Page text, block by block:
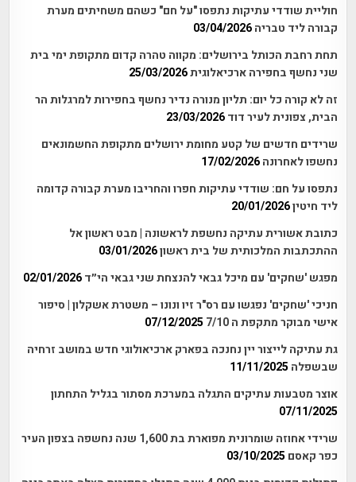
חוליית שודדי עתיקות נתפסו "על חם" כשהם משחיתים מערת
קבורה ליד טבריה 03/04/2026
תחת רחבת הכותל בירושלים: מקווה טהרה קדום מתקופת ימי בית
שני נחשף בחפירה ארכיאלוגית25/03/2026
זה לא קורה כל יום: תליון מנורה נדיר נחשף בחפירות למרגלות הר
הבית, צפונית לעיר דוד 23/03/2026
שרידים חדשים של קטע מחומת ירושלים מתקופת החשמונאים
נחשפו לאחרונה 17/02/2026
נתפסו על חם: שודדי עתיקות חפרו והחריבו מערת קבורה קדומה
ליד חיטין20/01/2026
כתובת אשורית עתיקה נחשפת לראשונה | מבט ראשון אל
ההתכתבות המלכותית של בית ראשון03/01/2026
מפגש 'שחקים' עם מיכל גבאי להנצחת שני גבאי הי״ד 02/01/2026
חניכי 'שחקים' נפגשו עם רס"ר זיו ונונו – משטרת אשקלון | סיפור
אישי מבוקר מתקפת ה 7/10
07/12/2025
גת עתיקה לייצור יין נחנכה בפארק ארכיאולוגי חדש במושב זרחיה
שבשפלה 11/11/2025
אוצר מטבעות עתיקים התגלה במערכת מסתור בגליל התחתון
07/11/2025
שרידי אחוזה שומרונית מפוארת בת 1,600 שנה נחשפה בצפון העיר
כפר קאסם 03/10/2025